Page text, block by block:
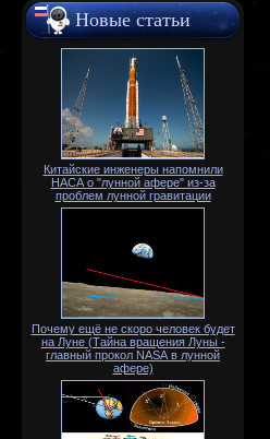
Новые статьи
Китайские инженеры напомнили
НАСА о "лунной афере" из-за
проблем лунной гравитации
Почему ещё не скоро человек будет
на Луне (Тайна вращения Луны -
главный прокол NАSА в лунной
афере)